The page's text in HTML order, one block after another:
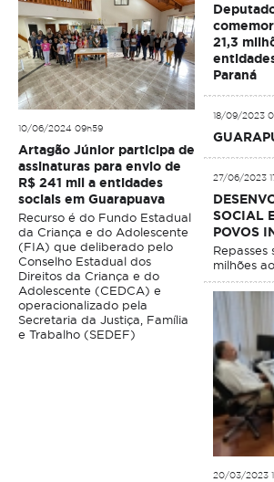
10/06/2024 09h59
Artagão Júnior participa de
assinaturas para envio de
R$ 241 mil a entidades
sociais em Guarapuava
Recurso é do Fundo Estadual
da Criança e do Adolescente
(FIA) que deliberado pelo
Conselho Estadual dos
Direitos da Criança e do
Adolescente (CEDCA) e
operacionalizado pela
Secretaria da Justiça, Família
e Trabalho (SEDEF)
21,3
Paraná
18/09/2023
27/06/2023
SOCIAL
POVOS
Repasses
milhões
20/03/2023